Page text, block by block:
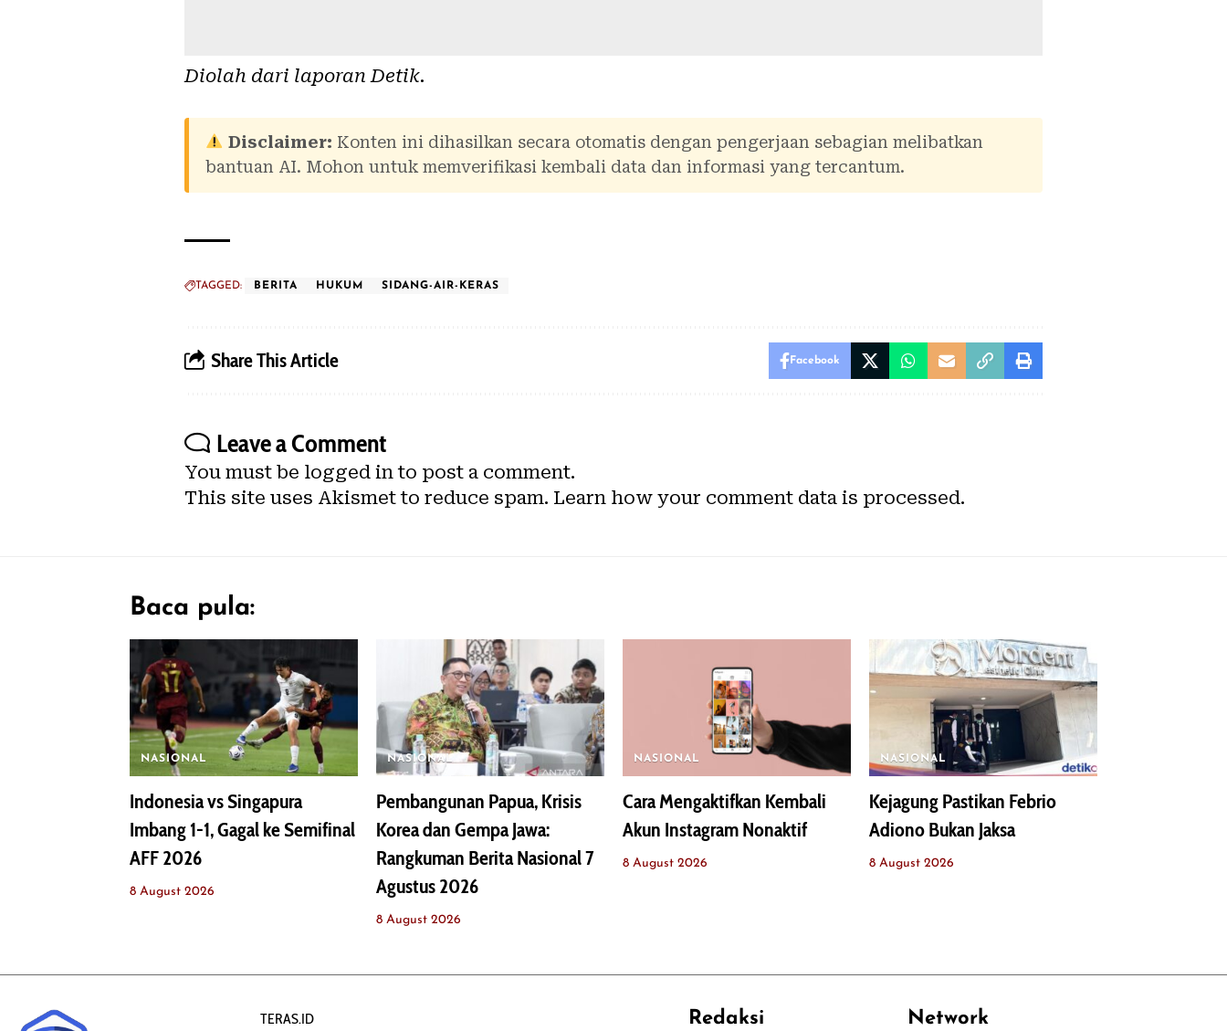
Diolah dari laporan Detik.
Disclaimer: Konten ini dihasilkan secara otomatis dengan pengerjaan sebagian melibatkan
bantuan AI. Mohon untuk memverifikasi kembali data dan informasi yang tercantum.
TAGGED: BERITA HUKUM SIDANG-AIR-KERAS
Share This Article Facebook
Leave a Comment
You must be logged in to post a comment.
This site uses Akismet to reduce spam. Learn how your comment data is processed.
Baca pula:
NASIONAL
Indonesia vs Singapura
Imbang 1-1, Gagal ke Semifinal
AFF 2026
8 August 2026
NASIONAL
Pembangunan Papua, Krisis
Korea dan Gempa Jawa:
Rangkuman Berita Nasional 7
Agustus 2026
8 August 2026
NASIONAL
Cara Mengaktifkan Kembali
Akun Instagram Nonaktif
8 August 2026
NASIONAL
Kejagung Pastikan Febrio
Adiono Bukan Jaksa
8 August 2026
TERAS.ID Redaksi Network